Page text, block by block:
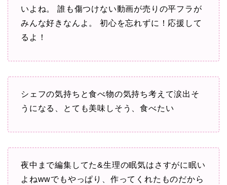
いよね。
誰も傷つけない動画が売りの平フラが
みんな好きなんよ。
初心を忘れずに！応援して
るよ！
シェフの気持ちと食べ物の気持ち考えて涙出そ
うになる、とても美味しそう、食べたい
夜中まで編集してた&生理の眠気はさすがに眠い
よねwwでもやっぱり、作ってくれたものだから